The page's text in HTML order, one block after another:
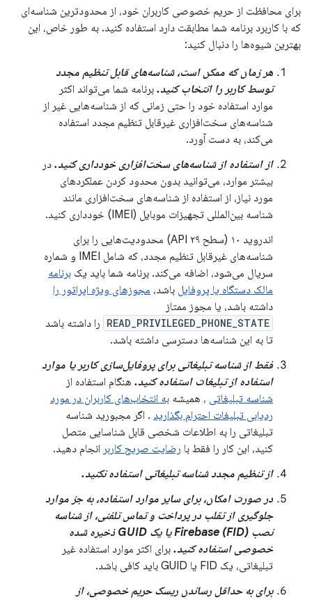
برای محافظت از حریم خصوصی کاربران خود، از محدودترین شناسه‌ای
که با کاربرد برنامه شما مطابقت دارد استفاده کنید. به طور خاص، این
بهترین شیوه‌ها را دنبال کنید:
هر زمان که ممکن است، شناسه‌های قابل تنظیم مجدد
توسط کاربر را انتخاب کنید. برنامه شما می‌تواند اکثر
موارد استفاده خود را حتی زمانی که از شناسه‌هایی غیر از
شناسه‌های سخت‌افزاری غیرقابل تنظیم مجدد استفاده
می‌کند، به دست آورد.
از استفاده از شناسه‌های سخت‌افزاری خودداری کنید. در
بیشتر موارد، می‌توانید بدون محدود کردن عملکردهای
مورد نیاز، از استفاده از شناسه‌های سخت‌افزاری مانند
شناسه بین‌المللی تجهیزات موبایل (IMEI) خودداری کنید.
اندروید ۱۰ (سطح API ۲۹) محدودیت‌هایی را برای
شناسه‌های غیرقابل تنظیم مجدد، که شامل IMEI و شماره
سریال می‌شود، اضافه می‌کند. برنامه شما باید یک برنامه
مالک دستگاه یا پروفایل باشد، مجوزهای ویژه اپراتور را
داشته باشد، یا مجوز ممتاز
READ_PRIVILEGED_PHONE_STATE را داشته باشد
تا به این شناسه‌ها دسترسی داشته باشد.
فقط از شناسه تبلیغاتی برای پروفایل‌سازی کاربر یا موارد
استفاده از تبلیغات استفاده کنید. هنگام استفاده از
شناسه تبلیغاتی ، همیشه به انتخاب‌های کاربران در مورد
ردیابی تبلیغات احترام بگذارید . اگر مجبورید شناسه
تبلیغاتی را به اطلاعات شخصی قابل شناسایی متصل
کنید، این کار را فقط با رضایت صریح کاربر انجام دهید.
از تنظیم مجدد شناسه تبلیغاتی استفاده نکنید.
در صورت امکان، برای سایر موارد استفاده، به جز موارد
جلوگیری از تقلب در پرداخت و تماس تلفنی، از شناسه
نصب Firebase (FID) یا یک GUID ذخیره شده
خصوصی استفاده کنید. برای اکثر موارد استفاده غیر
تبلیغاتی، یک FID یا GUID باید کافی باشد.
برای به حداقل رساندن ریسک حریم خصوصی، از